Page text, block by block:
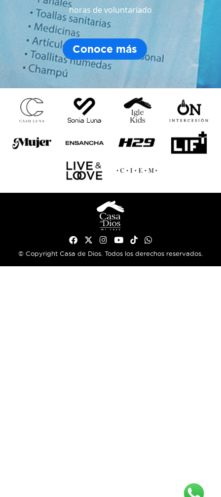
horas de voluntariado
Conoce más
© Copyright Casa de Dios. Todos los derechos reservados.